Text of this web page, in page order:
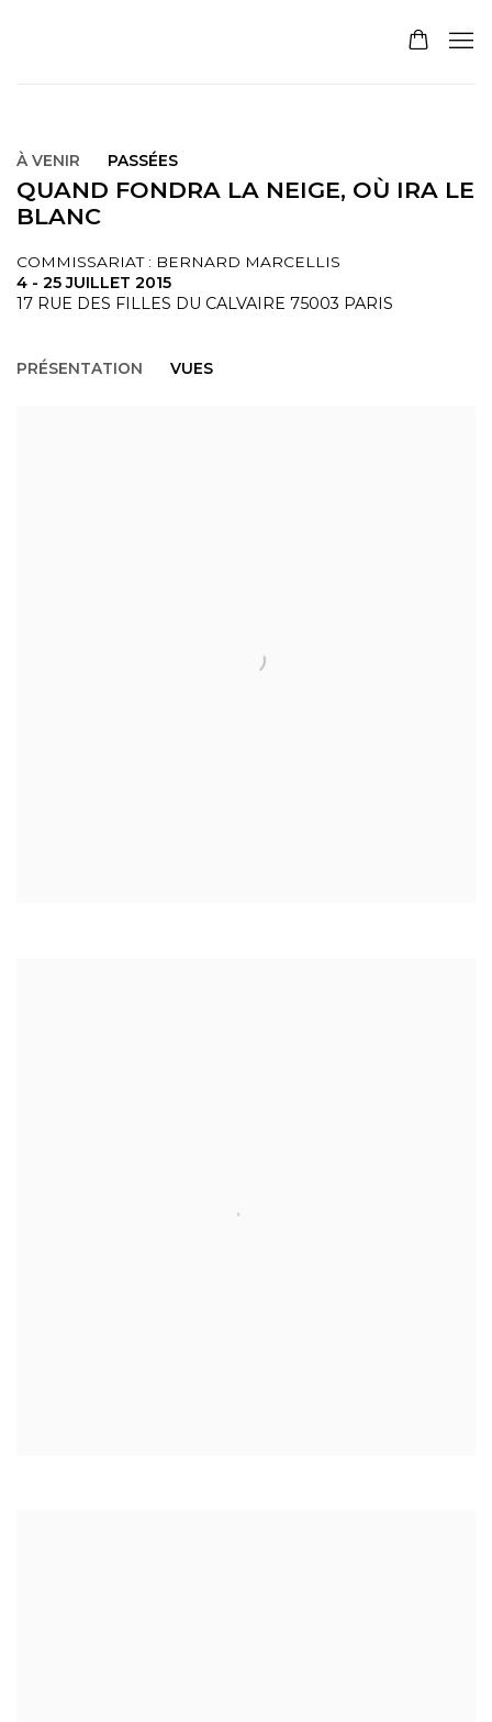
À VENIR PASSÉES
QUAND FONDRA LA NEIGE, OÙ IRA LE
BLANC
COMMISSARIAT : BERNARD MARCELLIS
4 - 25 JUILLET 2015
17 RUE DES FILLES DU CALVAIRE 75003 PARIS
PRÉSENTATION VUES